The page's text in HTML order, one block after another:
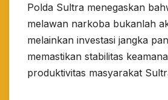
​Polda Sultra menegaskan
melawan narkoba bukanlah
melainkan investasi jangka
memastikan stabilitas
produktivitas masyarakat